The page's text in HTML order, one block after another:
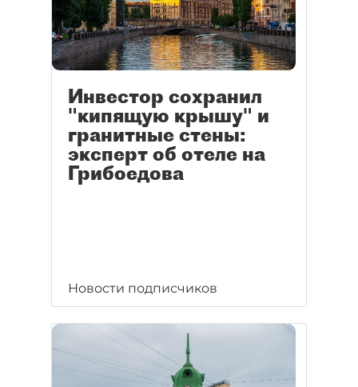
Инвестор сохранил
"кипящую крышу" и
гранитные стены:
эксперт об отеле на
Грибоедова
Новости подписчиков